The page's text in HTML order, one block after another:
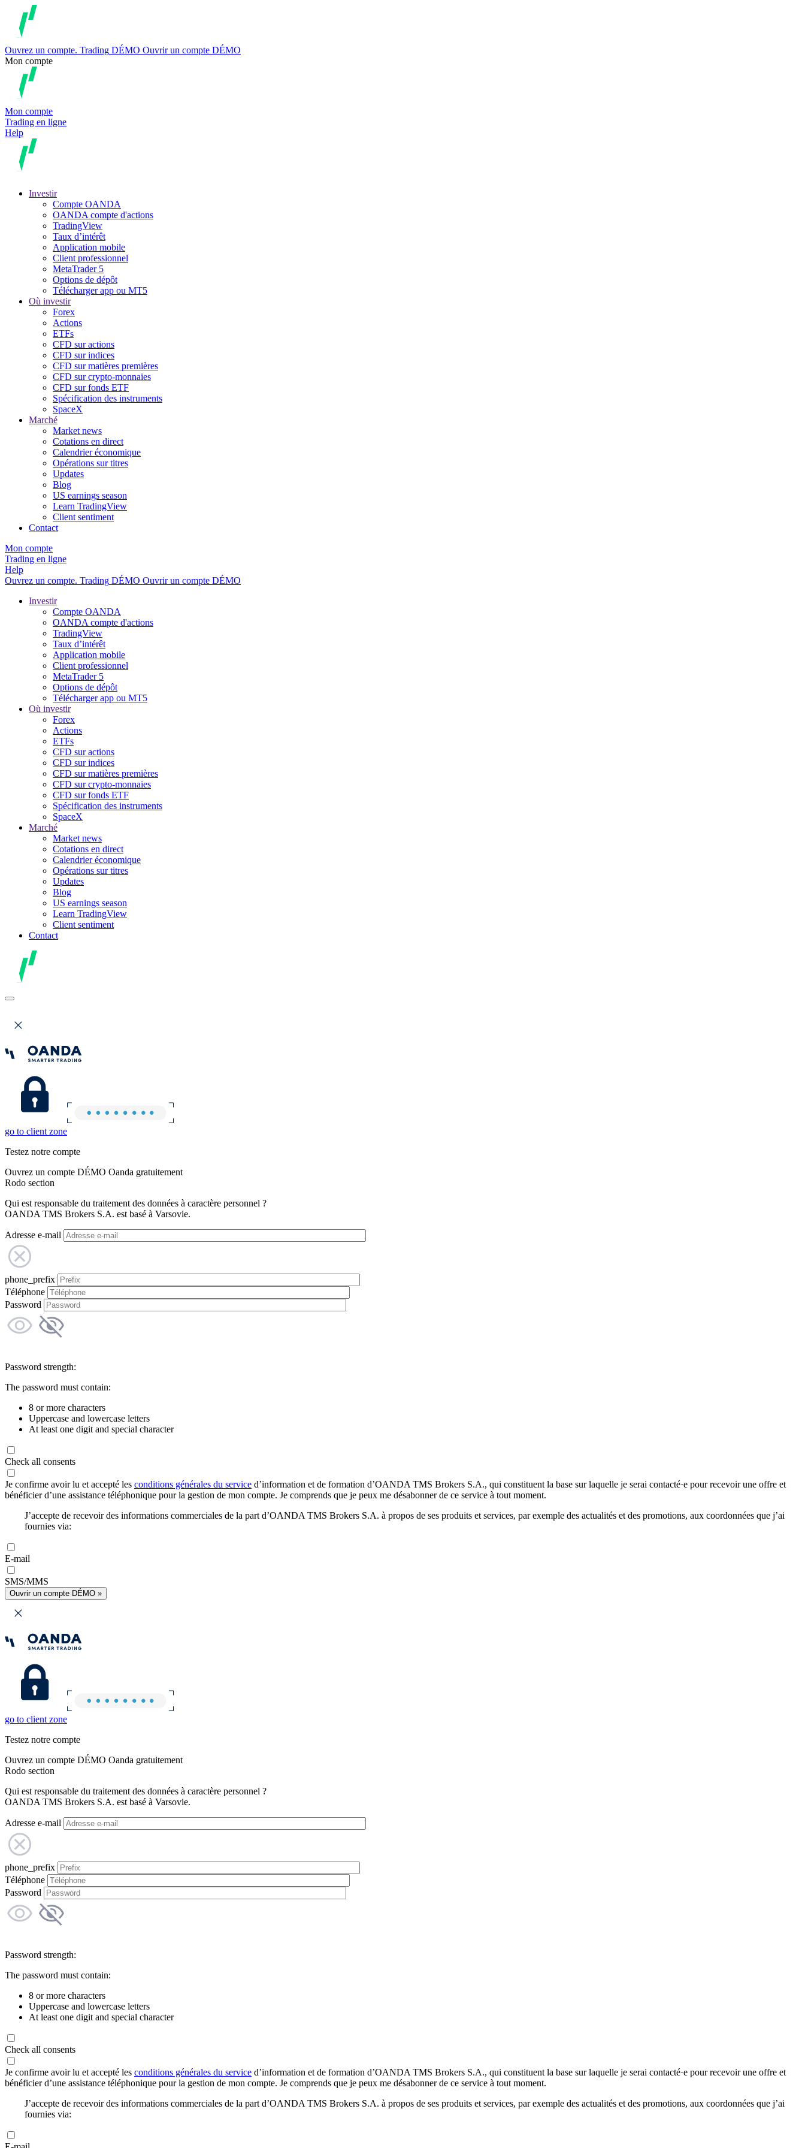
Ouvrez un compte. Trading DÉMO Ouvrir un compte DÉMO
Mon compte
Mon compte
Trading en ligne
Help
Investir
Compte OANDA
OANDA compte d'actions
TradingView
Taux d’intérêt
Application mobile
Client professionnel
MetaTrader 5
Options de dépôt
Télécharger app ou MT5
Où investir
Forex
Actions
ETFs
CFD sur actions
CFD sur indices
CFD sur matières premières
CFD sur crypto-monnaies
CFD sur fonds ETF
Spécification des instruments
SpaceX
Marché
Market news
Cotations en direct
Calendrier économique
Opérations sur titres
Updates
Blog
US earnings season
Learn TradingView
Client sentiment
Contact
Mon compte
Trading en ligne
Help
Ouvrez un compte. Trading DÉMO Ouvrir un compte DÉMO
Investir
Compte OANDA
OANDA compte d'actions
TradingView
Taux d’intérêt
Application mobile
Client professionnel
MetaTrader 5
Options de dépôt
Télécharger app ou MT5
Où investir
Forex
Actions
ETFs
CFD sur actions
CFD sur indices
CFD sur matières premières
CFD sur crypto-monnaies
CFD sur fonds ETF
Spécification des instruments
SpaceX
Marché
Market news
Cotations en direct
Calendrier économique
Opérations sur titres
Updates
Blog
US earnings season
Learn TradingView
Client sentiment
Contact
go to client zone
Testez notre compte
Ouvrez un compte DÉMO Oanda gratuitement
Rodo section
Qui est responsable du traitement des données à caractère personnel ?
OANDA TMS Brokers S.A. est basé à Varsovie.
Adresse e-mail
phone_prefix
Téléphone
Password
Password strength:
The password must contain:
8 or more characters
Uppercase and lowercase letters
At least one digit and special character
Check all consents
Je confirme avoir lu et accepté les conditions générales du service d’information et de formation d’OANDA TMS Brokers S.A., qui constituent la base sur laquelle je serai contacté·e pour recevoir une offre et
bénéficier d’une assistance téléphonique pour la gestion de mon compte. Je comprends que je peux me désabonner de ce service à tout moment.
J’accepte de recevoir des informations commerciales de la part d’OANDA TMS Brokers S.A. à propos de ses produits et services, par exemple des actualités et des promotions, aux coordonnées que j’ai
fournies via:
E-mail
SMS/MMS
Ouvrir un compte DÉMO »
go to client zone
Testez notre compte
Ouvrez un compte DÉMO Oanda gratuitement
Rodo section
Qui est responsable du traitement des données à caractère personnel ?
OANDA TMS Brokers S.A. est basé à Varsovie.
Adresse e-mail
phone_prefix
Téléphone
Password
Password strength:
The password must contain:
8 or more characters
Uppercase and lowercase letters
At least one digit and special character
Check all consents
Je confirme avoir lu et accepté les conditions générales du service d’information et de formation d’OANDA TMS Brokers S.A., qui constituent la base sur laquelle je serai contacté·e pour recevoir une offre et
bénéficier d’une assistance téléphonique pour la gestion de mon compte. Je comprends que je peux me désabonner de ce service à tout moment.
J’accepte de recevoir des informations commerciales de la part d’OANDA TMS Brokers S.A. à propos de ses produits et services, par exemple des actualités et des promotions, aux coordonnées que j’ai
fournies via: